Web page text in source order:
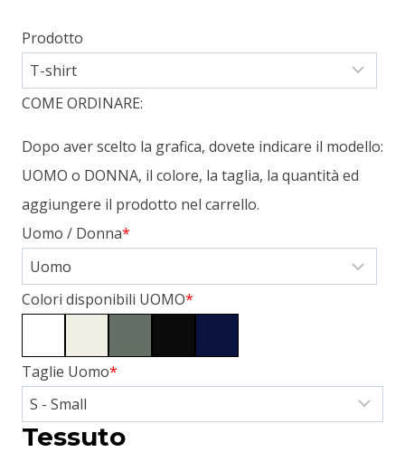
Prodotto
COME ORDINARE:
Dopo aver scelto la grafica, dovete indicare il modello:
UOMO o DONNA, il colore, la taglia, la quantità ed
aggiungere il prodotto nel carrello.
*
Uomo / Donna
*
Colori disponibili UOMO
*
Taglie Uomo
Tessuto